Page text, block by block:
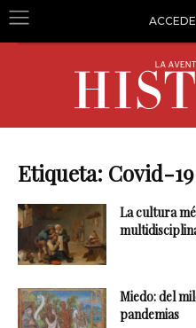
Etiqueta: Covid-19
La cultura
Miedo: del
pandemias